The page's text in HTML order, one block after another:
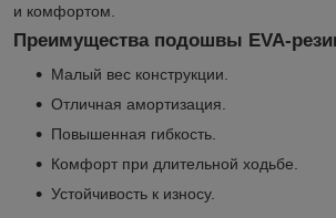
и комфортом.
Преимущества подошвы EVA-
Малый вес конструкции.
Отличная амортизация.
Повышенная гибкость.
Комфорт при длительной ходьбе.
Устойчивость к износу.